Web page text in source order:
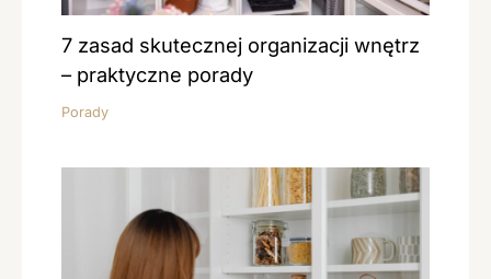
7 zasad skutecznej organizacji wnętrz
– praktyczne porady
Porady